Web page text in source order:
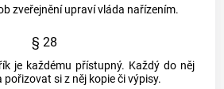
zveřejnění upraví vláda nařízením.
§ 28
je každému přístupný. Každý do něj
pořizovat si z něj kopie či výpisy.